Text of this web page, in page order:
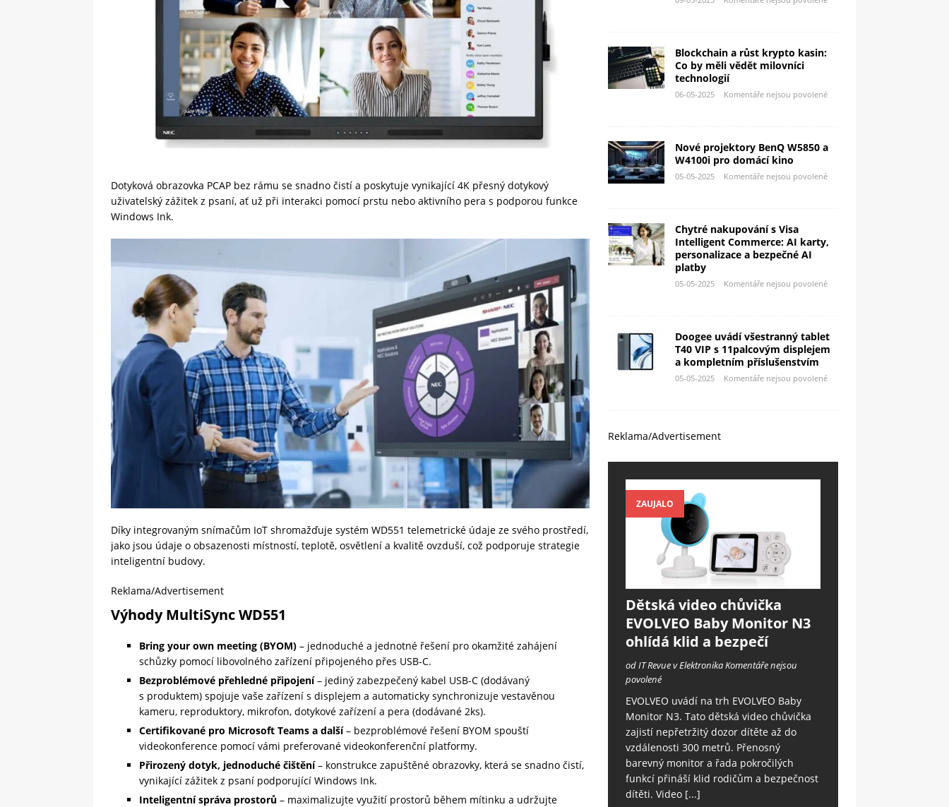
Dotyková obrazovka PCAP bez rámu se snadno čistí a poskytuje vynikající 4K přesný dotykový
uživatelský zážitek z psaní, ať už při interakci pomocí prstu nebo aktivního pera s podporou funkce
Windows Ink.
Díky integrovaným snímačům IoT shromažďuje systém WD551 telemetrické údaje ze svého prostředí,
jako jsou údaje o obsazenosti místností, teplotě, osvětlení a kvalitě ovzduší, což podporuje strategie
inteligentní budovy.
Reklama/Advertisement
Výhody MultiSync WD551
Bring your own meeting (BYOM) – jednoduché a jednotné řešení pro okamžité zahájení
schůzky pomocí libovolného zařízení připojeného přes USB-C.
Bezproblémové přehledné připojení– jediný zabezpečený kabel USB-C (dodávaný
s produktem) spojuje vaše zařízení s displejem a automaticky synchronizuje vestavěnou
kameru, reproduktory, mikrofon, dotykové zařízení a pera (dodávané 2ks).
Certifikované pro Microsoft Teams a další– bezproblémové řešení BYOM spouští
videokonference pomocí vámi preferované videokonferenční platformy.
Přirozený dotyk, jednoduché čištění– konstrukce zapuštěné obrazovky, která se snadno čistí,
vynikající zážitek z psaní podporující Windows Ink.
Inteligentní správa prostorů – maximalizujte využití prostorů během mítinku a udržujte
Blockchain a růst krypto kasin:
Co by měli vědět milovníci
technologií
06-05-2025 Komentáře nejsou povolené
Nové projektory BenQ W5850 a
W4100i pro domácí kino
05-05-2025 Komentáře nejsou povolené
Chytré nakupování s Visa
Intelligent Commerce: AI karty,
personalizace a bezpečné AI
platby
05-05-2025 Komentáře nejsou povolené
Doogee uvádí všestranný tablet
T40 VIP s 11palcovým displejem
a kompletním příslušenstvím
05-05-2025 Komentáře nejsou povolené
Reklama/Advertisement
ZAUJALO
Dětská video chůvička
EVOLVEO Baby Monitor N3
ohlídá klid a bezpečí
od IT Revue v ElektronikaKomentáře nejsou
povolené
EVOLVEO uvádí na trh EVOLVEO Baby
Monitor N3. Tato dětská video chůvička
zajistí nepřetržitý dozor dítěte až do
vzdálenosti 300 metrů. Přenosný
barevný monitor a řada pokročilých
funkcí přináší klid rodičům a bezpečnost
dítěti. Video [...]